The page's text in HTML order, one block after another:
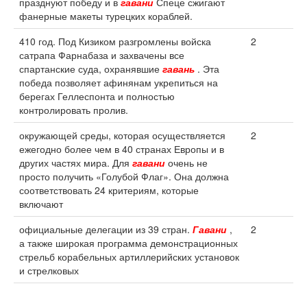
фанерные макеты турецких кораблей.
410 год. Под Кизиком разгромлены войска
сатрапа Фарнабаза и захвачены все
спартанские суда, охранявшие гавань . Эта
победа позволяет афинянам укрепиться на
берегах Геллеспонта и полностью
контролировать пролив.
2
окружающей среды, которая осуществляется
ежегодно более чем в 40 странах Европы и в
других частях мира. Для гавани очень не
просто получить «Голубой Флаг». Она должна
соответствовать 24 критериям, которые
включают
2
официальные делегации из 39 стран. Гавани ,
а также широкая программа демонстрационных
стрельб корабельных артиллерийских установок
и стрелковых
2